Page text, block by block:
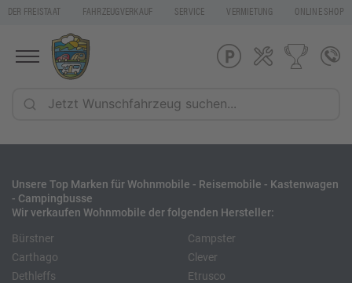
DER FREISTAAT FAHRZEUGVERKAUF SERVICE VERMIETUNG ONLINE SHOP
Unsere Top Marken für Wohnmobile - Reisemobile - Kastenwagen
- Campingbusse
Wir verkaufen Wohnmobile der folgenden Hersteller:
Bürstner
Carthago
Dethleffs
Campster
Clever
Etrusco